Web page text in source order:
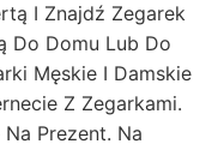
I Znajdź Zegarek
Do Domu Lub Do
Męskie I Damskie
Z Zegarkami.
Prezent. Na